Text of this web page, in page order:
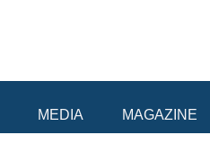
MEDIA MAGAZINE